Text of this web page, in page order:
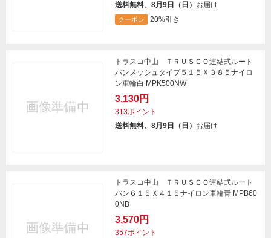
送料無料、8月9日（日） お届け
クーポン 20%引き
トラスコ中山 ＴＲＵＳＣＯ連結式ルート
バンメッシュタイプ５１５Ｘ３８５ナイロ
ン車輪白 MPK500NW
3,130円
313ポイント
送料無料、8月9日（日） お届け
トラスコ中山 ＴＲＵＳＣＯ連結式ルート
バン６１５Ｘ４１５ナイロン車輪青 MPB60
0NB
3,570円
357ポイント